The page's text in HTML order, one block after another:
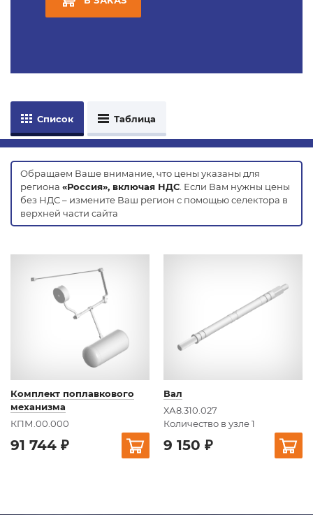
Список Таблица
Обращаем Ваше внимание, что цены указаны для
региона «Россия», включая НДС . Если Вам нужны цены
без НДС – измените Ваш регион с помощью селектора в
верхней части сайта
Комплект поплавкового
механизма
КПМ.00.000
91 744 ₽
Вал
ХА8.310.027
Количество в узле 1
9 150 ₽